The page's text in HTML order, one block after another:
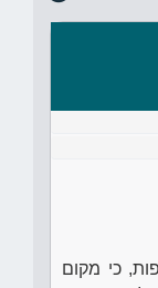
כי מקום